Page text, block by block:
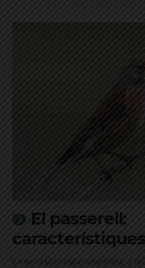
El passerell:
La seva principal amenaça, a